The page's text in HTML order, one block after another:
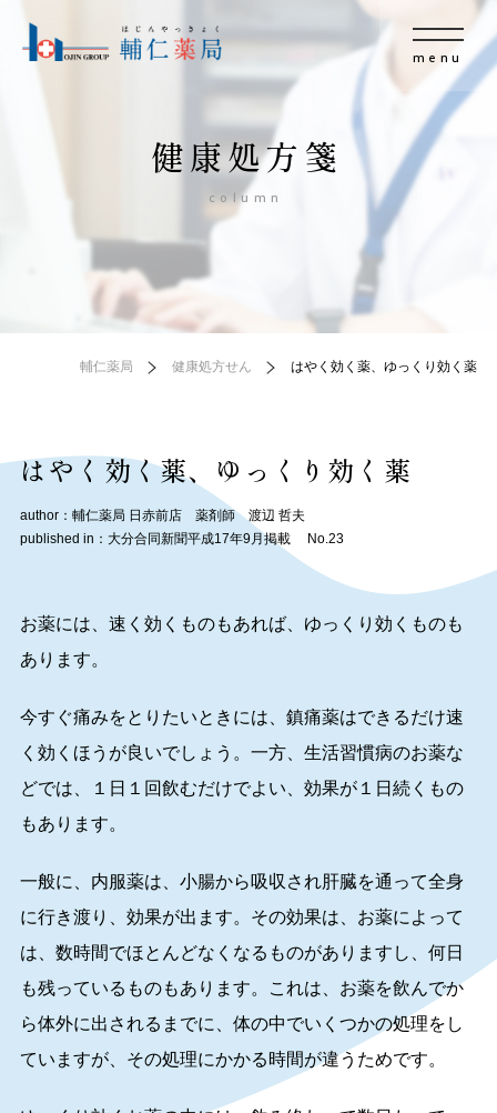
menu
健康処方箋
column
輔仁薬局 健康処方せん はやく効く薬、ゆっくり効く薬
はやく効く薬、ゆっくり効く薬
author：輔仁薬局 日赤前店 薬剤師 渡辺 哲夫
published in：大分合同新聞平成17年9月掲載 No.23
お薬には、速く効くものもあれば、ゆっくり効くものも
あります。
今すぐ痛みをとりたいときには、鎮痛薬はできるだけ速
く効くほうが良いでしょう。一方、生活習慣病のお薬な
どでは、１日１回飲むだけでよい、効果が１日続くもの
もあります。
一般に、内服薬は、小腸から吸収され肝臓を通って全身
に行き渡り、効果が出ます。その効果は、お薬によって
は、数時間でほとんどなくなるものがありますし、何日
も残っているものもあります。これは、お薬を飲んでか
ら体外に出されるまでに、体の中でいくつかの処理をし
ていますが、その処理にかかる時間が違うためです。